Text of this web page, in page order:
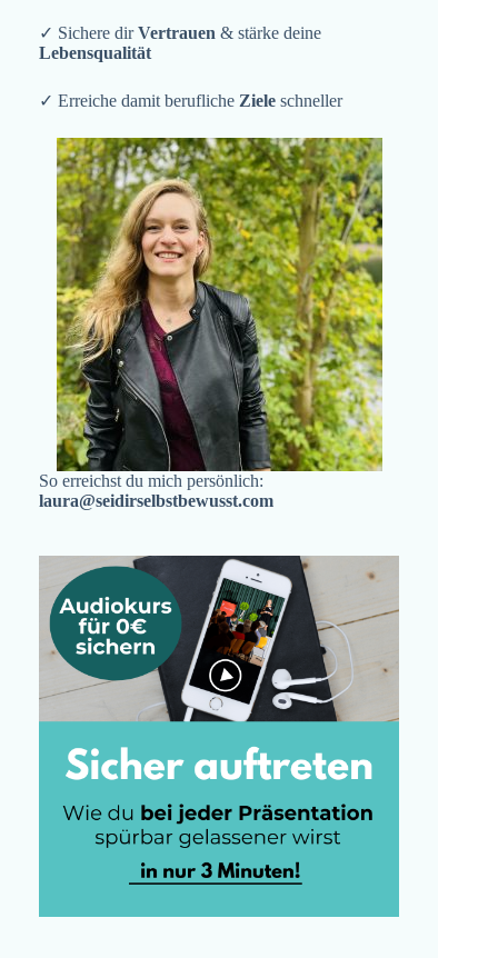
✓ Sichere dirVertrauen & stärke deine
Lebensqualität
✓ Erreiche damit berufliche Ziele schneller
So erreichst du mich persönlich:
laura@seidirselbstbewusst.com